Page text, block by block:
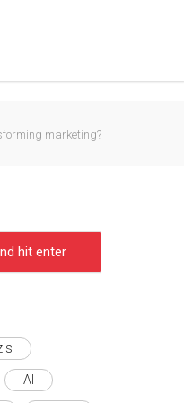
marketing?
AI